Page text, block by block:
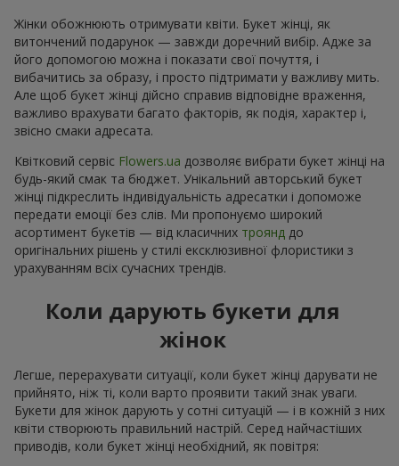
Жінки обожнюють отримувати квіти. Букет жінці, як
витончений подарунок — завжди доречний вибір. Адже за
його допомогою можна і показати свої почуття, і
вибачитись за образу, і просто підтримати у важливу мить.
Але щоб букет жінці дійсно справив відповідне враження,
важливо врахувати багато факторів, як подія, характер і,
звісно смаки адресата.
Квітковий сервіс Flowers.ua дозволяє вибрати букет жінці на
будь-який смак та бюджет. Унікальний авторський букет
жінці підкреслить індивідуальність адресатки і допоможе
передати емоції без слів. Ми пропонуємо широкий
асортимент букетів — від класичних троянд до
оригінальних рішень у стилі ексклюзивної флористики з
урахуванням всіх сучасних трендів.
Коли дарують букети для
жінок
Легше, перерахувати ситуації, коли букет жінці дарувати не
прийнято, ніж ті, коли варто проявити такий знак уваги.
Букети для жінок дарують у сотні ситуацій — і в кожній з них
квіти створюють правильний настрій. Серед найчастіших
приводів, коли букет жінці необхідний, як повітря: